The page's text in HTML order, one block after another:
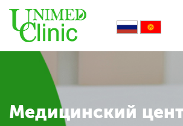
Медицинский